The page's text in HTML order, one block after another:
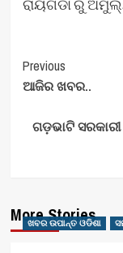
ରାୟଗଡା ରୁ
Post
Navigation
Previous
ଆଜିର ଖବର..
ଗଡ଼ଭାଟି ସରକାରୀ
More Stories
ଖବର ଉପାନ୍ତ ଓଡିଶା